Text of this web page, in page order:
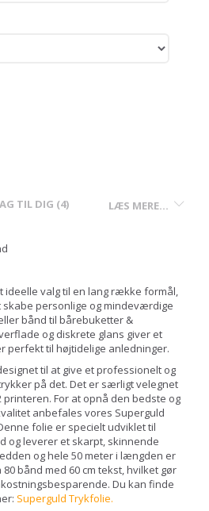
LÆS MERE...
TIL DIG (4)
ideelle valg til en lang række formål,
personlige og mindeværdige
bånd til bårebuketter &
og diskrete glans giver et
perfekt til højtidelige anledninger.
til at give et professionelt og
på det. Det er særligt velegnet
printeren. For at opnå den bedste og
anbefales vores Superguld
folie er specielt udviklet til
og leverer et skarpt, skinnende
og hele 50 meter i længden er
bånd med 60 cm tekst, hvilket gør
Du kan finde
Superguld Trykfolie.